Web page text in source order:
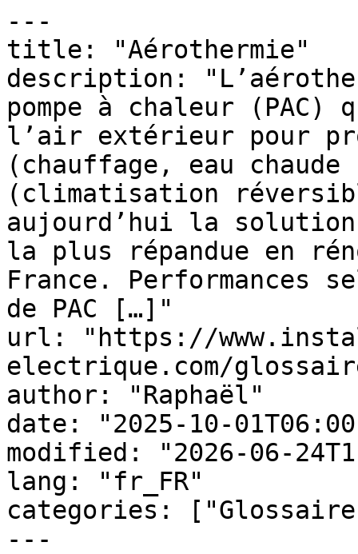
---
title: "Aérothermie"
description:
pompe à chaleur
l’air extérieur pour
(chauffage, eau
(climatisation
aujourd’hui la solution
la plus répandue en
France. Performances
de PAC […]"
url: "https://
electrique.com/
author: "Raphaël"
date: "2025-10-
modified: "2026-06-
lang: "fr_FR"
categories:
---